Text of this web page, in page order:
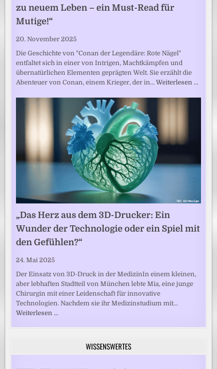
zu neuem Leben – ein Must-Read für
Mutige!“
20. November 2025
Die Geschichte von "Conan der Legendäre: Rote Nägel"
entfaltet sich in einer von Intrigen, Machtkämpfen und
übernatürlichen Elementen geprägten Welt. Sie erzählt die
Abenteuer von Conan, einem Krieger, der in…Weiterlesen …
„Das Herz aus dem 3D-Drucker: Ein
Wunder der Technologie oder ein Spiel mit
den Gefühlen?“
24. Mai 2025
Der Einsatz von 3D-Druck in der MedizinIn einem kleinen,
aber lebhaften Stadtteil von München lebte Mia, eine junge
Chirurgin mit einer Leidenschaft für innovative
Technologien. Nachdem sie ihr Medizinstudium mit…
Weiterlesen …
WISSENSWERTES